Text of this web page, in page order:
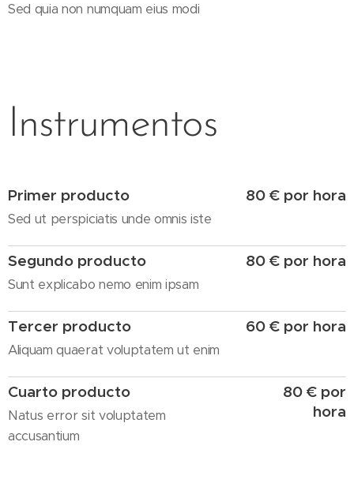
Sed quia non numquam eius modi
Instrumentos
Primer producto
Sed ut perspiciatis unde omnis iste
80 € por hora
Segundo producto
Sunt explicabo nemo enim ipsam
80 € por hora
Tercer producto
Aliquam quaerat voluptatem ut enim
60 € por hora
Cuarto producto
Natus error sit voluptatem
accusantium
80 € por
hora